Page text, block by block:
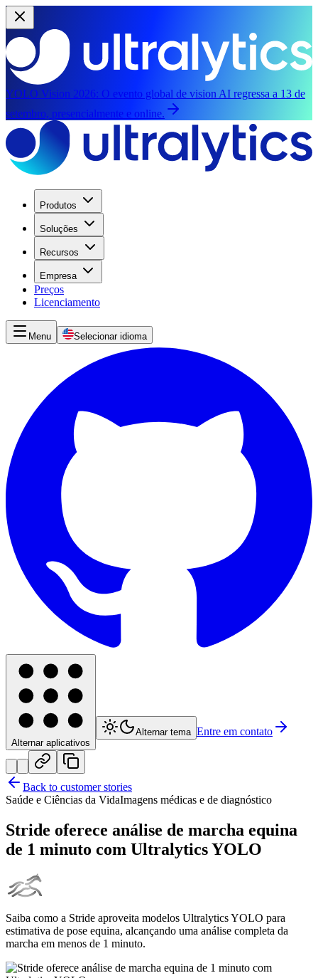
YOLO Vision 2026: O evento global de vision AI regressa a 13 de
setembro, presencialmente e online.
Produtos
Soluções
Recursos
Empresa
Preços
Licenciamento
Menu Selecionar idioma
Alternar aplicativos
Alternar tema Entre em contato
Back to customer stories
Saúde e Ciências da VidaImagens médicas e de diagnóstico
Stride oferece análise de marcha equina
de 1 minuto com Ultralytics YOLO
Saiba como a Stride aproveita modelos Ultralytics YOLO para
estimativa de pose equina, alcançando uma análise completa da
marcha em menos de 1 minuto.